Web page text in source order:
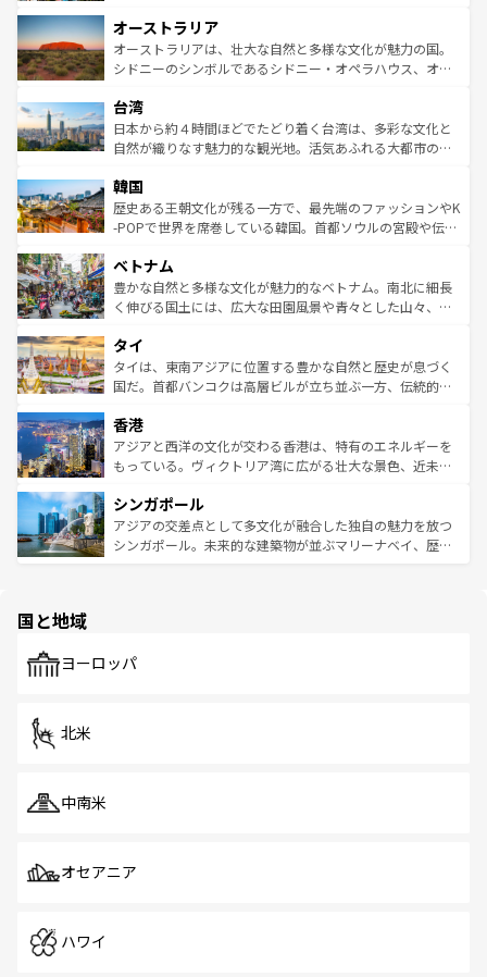
部のニューオーリンズでは、音楽と美食が融合した独特の
文化が魅力。旅行者はアメリカの各地域で異なる魅力を楽
しみながら、その多様性と豊かな歴史を感じることができ
ならではの贅沢な旅のスタイルだ。 なお、新着のアメリカ
情報はコンテンツ一覧を参照してほしい。
ワイ島は見逃せない。また、定番の観光地といえばオアフ
島だが、静かな自然を求めるならマウイ島やカウアイ島が
おすすめ。エメラルドグリーンに輝く海をはじめ、豊かな
れるおもてなしの心で訪れる人々を迎えてくれるハワイの
人々、おいしいローカルフードやハワイアンミュージッ
ク、伝統的なフラダンスなど、すべてがハワイの魅力を彩
ワイを、存分に味わってほしい。 なお、新着のハワイ情報
はコンテンツ一覧を参照してほしい。
オーストラリア
オーストラリアは、壮大な自然と多様な文化が魅力の国。
シドニーのシンボルであるシドニー・オペラハウス、オー
リアリーフや大陸中央部にそびえるウルル（エアーズロッ
ク）、タスマニアの美しい原生林やケアンズの熱帯雨林な
ど、見どころがたくさん。また、カフェやワイン、オージ
いる。アクティビティも充実しており、サーフィンやダイ
ビング、ハイキングなど、アウトドア好きにはたまらな
い。オーストラリアの多彩な魅力を存分に味わいつくそ
参照してほしい。
台湾
日本から約４時間ほどでたどり着く台湾は、多彩な文化と
自然が織りなす魅力的な観光地。活気あふれる大都市の台
ン）、静ひつな山岳地帯である台湾東部など、都市の喧騒
と山間の静けさが共存しており、訪れる人に新しい発見と
驚きをもたらしてくれる。また、奥深い台湾の食文化も魅
容にもいいと評判のスイーツなど、バラエティ豊かな料理
が味わえる。 なお、新着の台湾情報は コンテンツ一覧を参
照してほしい。
韓国
歴史ある王朝文化が残る一方で、最先端のファッションやK
-POPで世界を席巻している韓国。首都ソウルの宮殿や伝統
き、地方に足を延ばせば四季折々の自然美を楽しむことが
できる。そして、キムチや焼肉、絶品のストリートフード
まで、さまざまな韓国料理が待っている。夜には、韓国な
リティに包まれながら、韓国の多彩な魅力を心ゆくまで味
わってみてほしい。 なお、新着の韓国情報はコンテンツ一
覧を参照してほしい。
ベトナム
豊かな自然と多様な文化が魅力的なベトナム。南北に細長
く伸びる国土には、広大な田園風景や青々とした山々、世
急速な発展と共に伝統が息づく。ハノイの古い町並みやホ
ーチミン市のフランス統治時代の建物も、独特の雰囲気を
醸し出している。また、バラエティの豊かさとおいしさで
とつ。フォーやバインミー、ベトナムコーヒーなどは、ぜ
ひ現地で味わいたい。どの地域を訪れてもあたたかい人々
が旅行者を迎えてくれるので、きっと忘れられない旅にな
参照してほしい。
タイ
タイは、東南アジアに位置する豊かな自然と歴史が息づく
国だ。首都バンコクは高層ビルが立ち並ぶ一方、伝統的な
の活気が交差している。北部ではチェンマイなどの山岳地
帯で自然と触れ合い、南部ではプーケットやクラビの美し
いビーチでリゾート気分を楽しむことができる。タイ料理
激する。気候は一年中温暖で、どの季節にも異なる楽しみ
が待っている。親しみやすいタイの人々、仏教を中心とし
た文化、そして多様な観光資源が、訪れる旅人を魅了し続
香港
アジアと西洋の文化が交わる香港は、特有のエネルギーを
もっている。ヴィクトリア湾に広がる壮大な景色、近未来
み、どこを訪れても感動するはず。観光スポットが密集し
ており、効率よく見どころを回れるのも魅力。息をのむよ
うな絶景から文化的な体験まで、香港を存分に楽しみ尽く
シンガポール
アジアの交差点として多文化が融合した独自の魅力を放つ
シンガポール。未来的な建築物が並ぶマリーナベイ、歴史
で、ホーカーズは地元の風情を楽しめる外せないスポット
国と地域
ヨーロッパ
北米
中南米
オセアニア
ハワイ